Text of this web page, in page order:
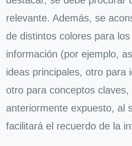
relevante. Además, se
de distintos colores para
información (por ejemplo,
ideas principales, otro para
otro para conceptos
anteriormente expuesto, al
facilitará el recuerdo de la